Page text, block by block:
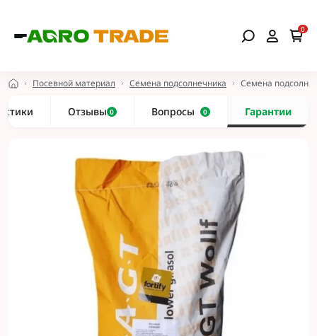
0
Посевной материал Семена подсолнечника Семена
Отзывы 0 Вопросы 0 Гарантии